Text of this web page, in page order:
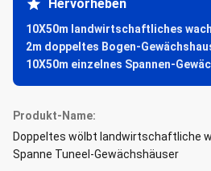
Hervorheben
10X50m landwirtschaftliches
2m doppeltes Bogen-
10X50m einzelnes Spannen-
Produkt-Name:
Doppeltes wölbt landwirtschaftliche
Spanne Tuneel-Gewächshäuser